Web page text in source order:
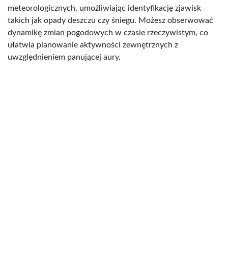
meteorologicznych, umożliwiając identyfikację zjawisk
takich jak opady deszczu czy śniegu. Możesz obserwować
dynamikę zmian pogodowych w czasie rzeczywistym, co
ułatwia planowanie aktywności zewnętrznych z
uwzględnieniem panującej aury.